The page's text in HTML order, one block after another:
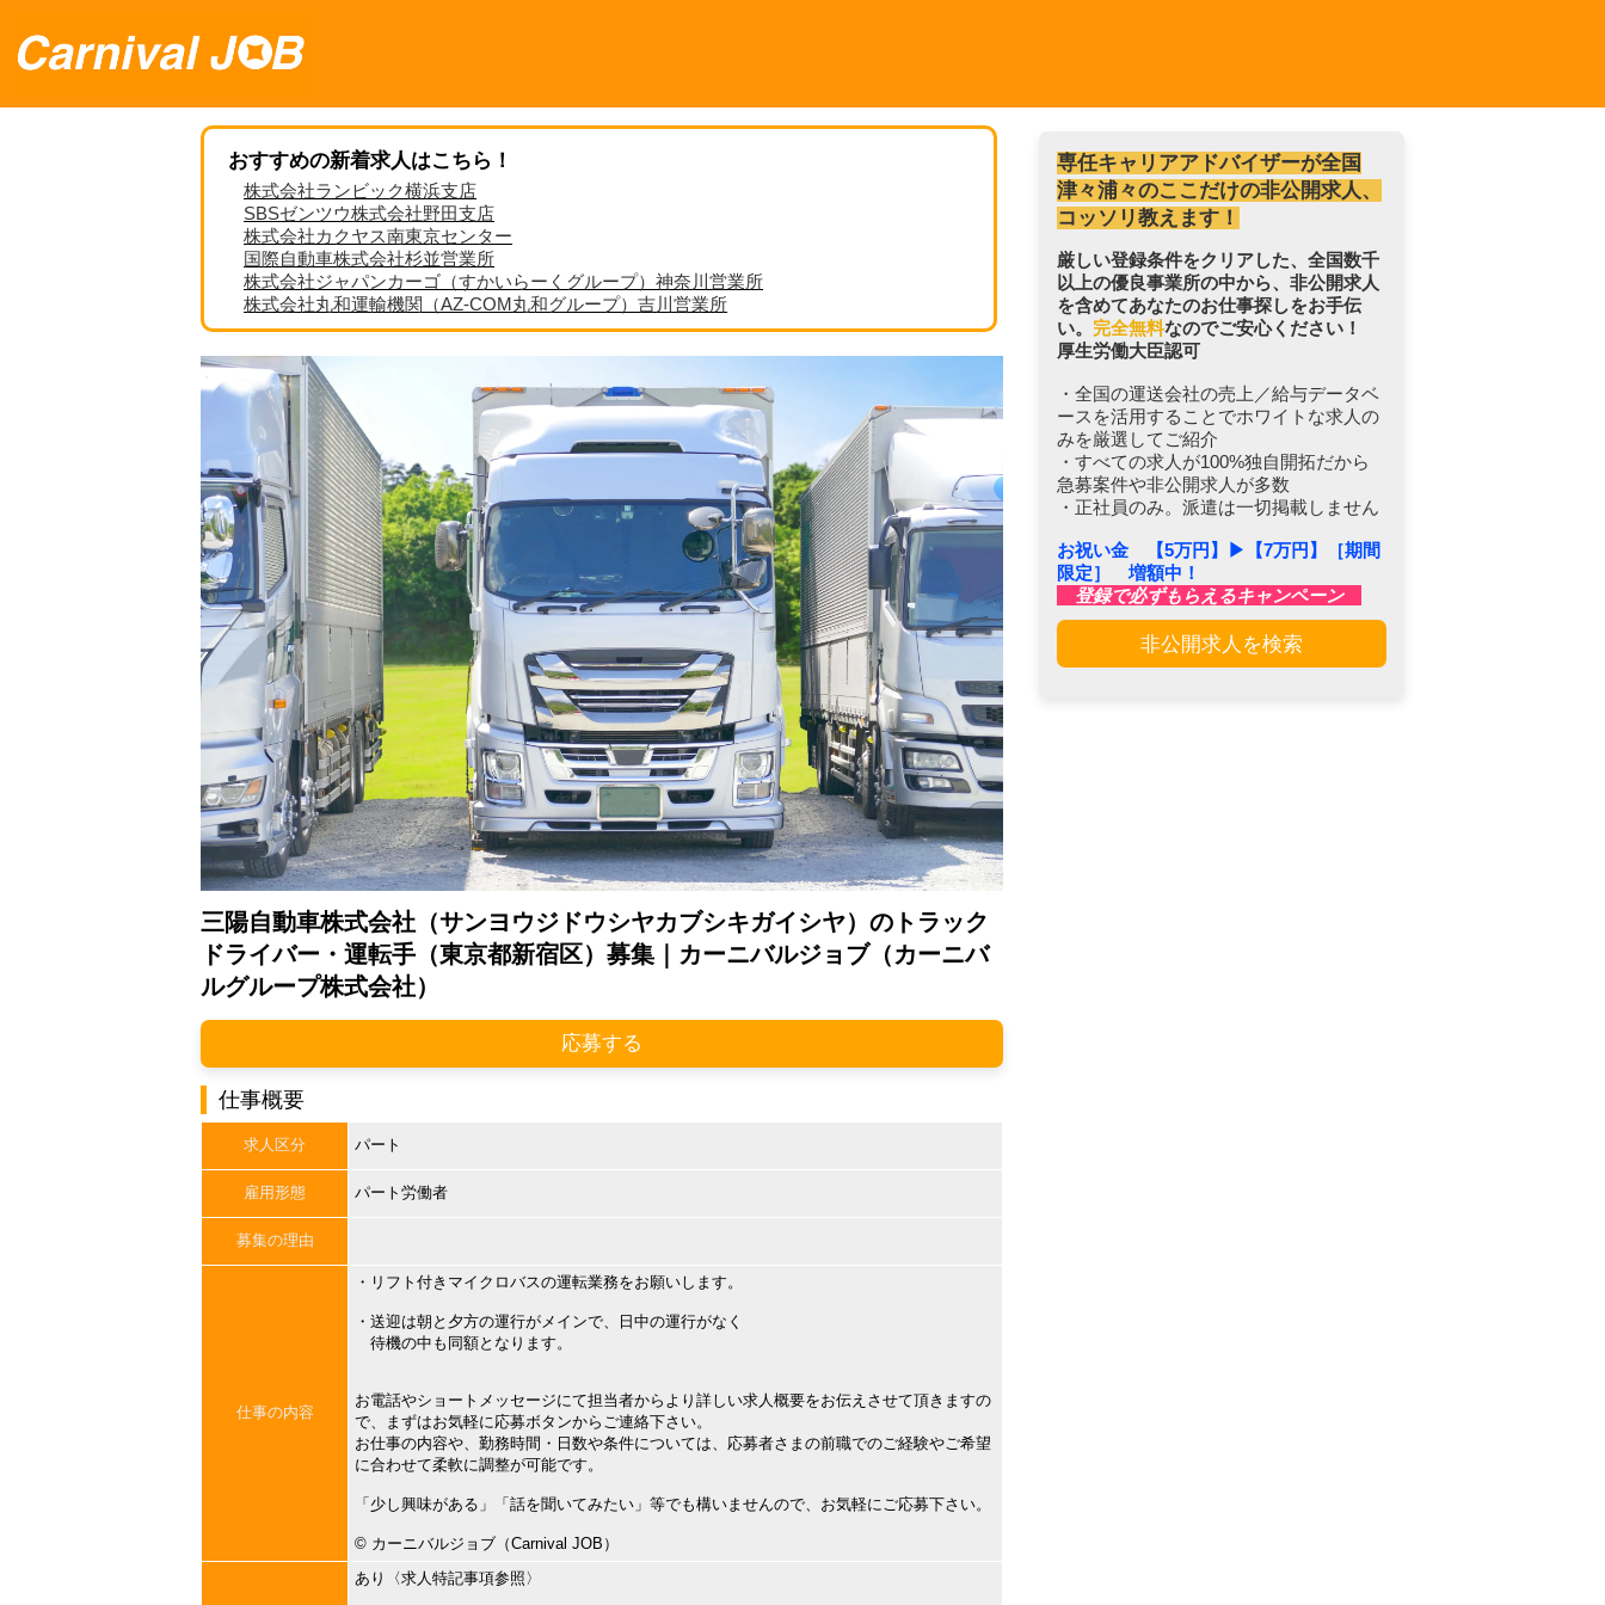
おすすめの新着求人はこちら！
株式会社ランビック横浜支店
SBSゼンツウ株式会社野田支店
株式会社カクヤス南東京センター
国際自動車株式会社杉並営業所
株式会社ジャパンカーゴ（すかいらーくグループ）神奈川営業所
株式会社丸和運輸機関（AZ-COM丸和グループ）吉川営業所
三陽自動車株式会社（サンヨウジドウシヤカブシキガイシヤ）のトラック
ドライバー・運転手（東京都新宿区）募集｜カーニバルジョブ（カーニバ
ルグループ株式会社）
応募する
仕事概要
求人区分 パート
雇用形態 パート労働者
募集の理由
仕事の内容
・リフト付きマイクロバスの運転業務をお願いします。
・送迎は朝と夕方の運行がメインで、日中の運行がなく
待機の中も同額となります。
お電話やショートメッセージにて担当者からより詳しい求人概要をお伝えさせて頂きますの
で、まずはお気軽に応募ボタンからご連絡下さい。
お仕事の内容や、勤務時間・日数や条件については、応募者さまの前職でのご経験やご希望
に合わせて柔軟に調整が可能です。
「少し興味がある」「話を聞いてみたい」等でも構いませんので、お気軽にご応募下さい。
©︎ カーニバルジョブ（Carnival JOB）
あり〈求人特記事項参照〉
専任キャリアアドバイザーが全国
津々浦々のここだけの非公開求人、
コッソリ教えます！
厳しい登録条件をクリアした、全国数千
以上の優良事業所の中から、非公開求人
を含めてあなたのお仕事探しをお手伝
い。 完全無料なのでご安心ください！
厚生労働大臣認可
・全国の運送会社の売上／給与データベ
ースを活用することでホワイトな求人の
みを厳選してご紹介
・すべての求人が100%独自開拓だから
急募案件や非公開求人が多数
・正社員のみ。派遣は一切掲載しません
お祝い金 【5万円】▶︎【7万円】［期間
限定］ 増額中！
登録で必ずもらえるキャンペーン
非公開求人を検索